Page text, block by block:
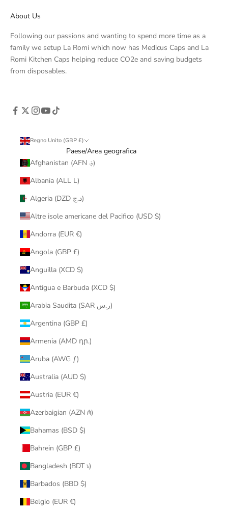
About Us
Following our passions and wanting to spend more time as a
family we setup La Romi which now has Medicus Caps and La
Romi Kitchen Caps helping reduce CO2e and saving budgets
from disposables.
Regno Unito (GBP £)
Paese/Area geografica
Afghanistan (AFN ؋)
Albania (ALL L)
Algeria (DZD د.ج)
Altre isole americane del Pacifico (USD $)
Andorra (EUR €)
Angola (GBP £)
Anguilla (XCD $)
Antigua e Barbuda (XCD $)
Arabia Saudita (SAR ر.س)
Argentina (GBP £)
Armenia (AMD դր.)
Aruba (AWG ƒ)
Australia (AUD $)
Austria (EUR €)
Azerbaigian (AZN ₼)
Bahamas (BSD $)
Bahrein (GBP £)
Bangladesh (BDT ৳)
Barbados (BBD $)
Belgio (EUR €)